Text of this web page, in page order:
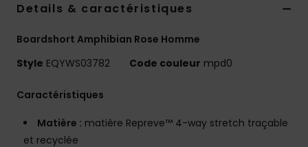
Details & caractéristiques
Boardshort Amphibian Rose Homme
Style EQYWS03782 Code couleur mpd0
Caractéristiques
Matière : matière Repreve™ 4-way stretch traçable
et recyclée